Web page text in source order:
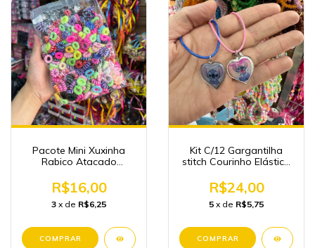
Pacote Mini Xuxinha
Rabico Atacado
R$16,00
3 x de R$6,25
Kit C/12 Gargantilha
stitch Courinho Elástico
R$24,00
5 x de R$5,75